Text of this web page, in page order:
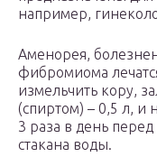
например,
Аменорея,
фибромиома
измельчить кору,
(спиртом) – 0,5 л, и
3 раза в день перед
стакана воды.